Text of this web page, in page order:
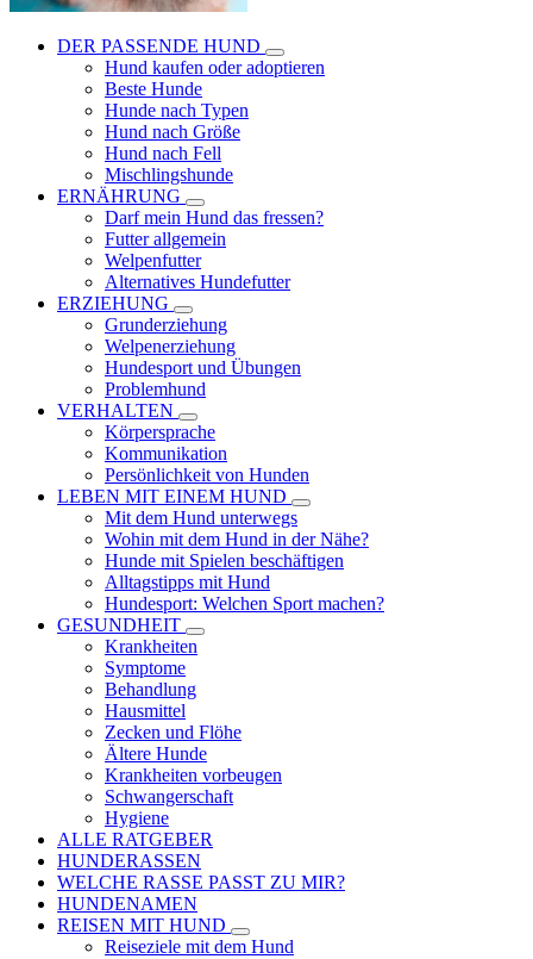
DER PASSENDE HUND
Hund kaufen oder adoptieren
Beste Hunde
Hunde nach Typen
Hund nach Größe
Hund nach Fell
Mischlingshunde
ERNÄHRUNG
Darf mein Hund das fressen?
Futter allgemein
Welpenfutter
Alternatives Hundefutter
ERZIEHUNG
Grunderziehung
Welpenerziehung
Hundesport und Übungen
Problemhund
VERHALTEN
Körpersprache
Kommunikation
Persönlichkeit von Hunden
LEBEN MIT EINEM HUND
Mit dem Hund unterwegs
Wohin mit dem Hund in der Nähe?
Hunde mit Spielen beschäftigen
Alltagstipps mit Hund
Hundesport: Welchen Sport machen?
GESUNDHEIT
Krankheiten
Symptome
Behandlung
Hausmittel
Zecken und Flöhe
Ältere Hunde
Krankheiten vorbeugen
Schwangerschaft
Hygiene
ALLE RATGEBER
HUNDERASSEN
WELCHE RASSE PASST ZU MIR?
HUNDENAMEN
REISEN MIT HUND
Reiseziele mit dem Hund